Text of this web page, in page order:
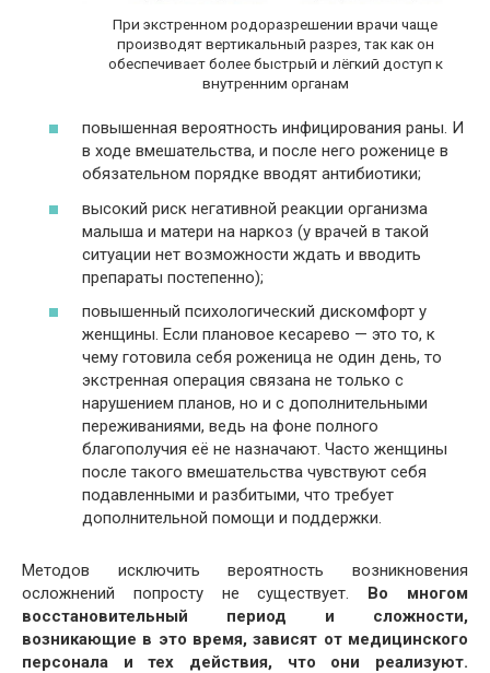
При экстренном родоразрешении врачи чаще
производят вертикальный разрез, так как он
обеспечивает более быстрый и лёгкий доступ к
внутренним органам
повышенная вероятность инфицирования раны. И
в ходе вмешательства, и после него роженице в
обязательном порядке вводят антибиотики;
высокий риск негативной реакции организма
малыша и матери на наркоз (у врачей в такой
ситуации нет возможности ждать и вводить
препараты постепенно);
повышенный психологический дискомфорт у
женщины. Если плановое кесарево — это то, к
чему готовила себя роженица не один день, то
экстренная операция связана не только с
нарушением планов, но и с дополнительными
переживаниями, ведь на фоне полного
благополучия её не назначают. Часто женщины
после такого вмешательства чувствуют себя
подавленными и разбитыми, что требует
дополнительной помощи и поддержки.
Методов исключить вероятность возникновения
осложнений попросту не существует. Во многом
восстановительный период и сложности,
возникающие в это время, зависят от медицинского
персонала и тех действия, что они реализуют.